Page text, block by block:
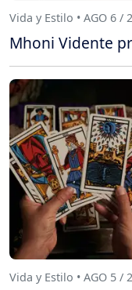
Vida y Estilo • AGO 6 /
Mhoni Vidente
Vida y Estilo • AGO 5 /